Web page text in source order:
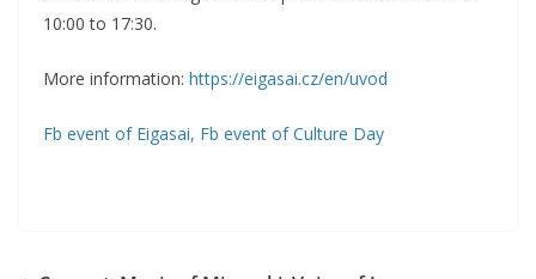
10:00 to 17:30.
More information: https://eigasai.cz/en/uvod
Fb event of Eigasai, Fb event of Culture Day